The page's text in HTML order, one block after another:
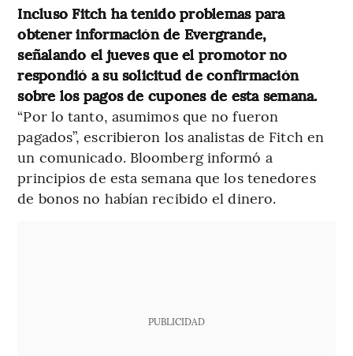
Incluso Fitch ha tenido problemas para
obtener información de Evergrande,
señalando el jueves que el promotor no
respondió a su solicitud de confirmación
sobre los pagos de cupones de esta semana.
“Por lo tanto, asumimos que no fueron
pagados”, escribieron los analistas de Fitch en
un comunicado. Bloomberg informó a
principios de esta semana que los tenedores
de bonos no habían recibido el dinero.
PUBLICIDAD